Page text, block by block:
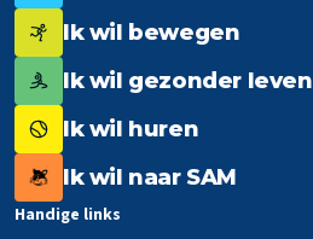
Ik wil bewegen
Ik wil gezonder leven
Ik wil huren
Ik wil naar SAM
Handige links